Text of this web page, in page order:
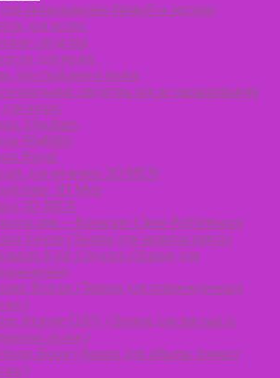
окрашивания бровей и ресниц
для волос
средства
для волос
для стайлинга волос
средства после окрашивания
волос
Absolutes
Highlifts
Royal
для мужчин 3D MEN
3D Men
3D MEN
волосами – Bonacure Clean Performance
Freeze (Линия для защиты цвета)
Kick Glycerol (Линия для
Rescue (Линия для поврежденных
Restore Q10+ (Линия для зрелых и
волос)
Boost (Линия для объема тонких